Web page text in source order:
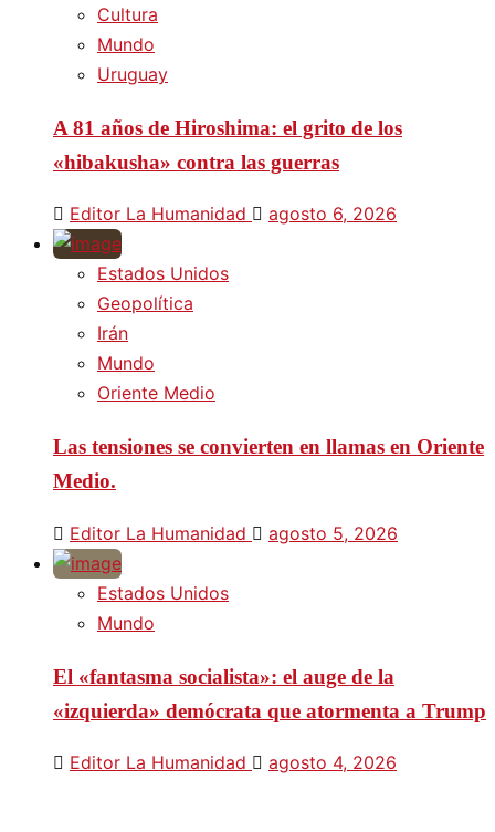
Cultura
Mundo
Uruguay
A 81 años de Hiroshima: el grito de los
«hibakusha» contra las guerras
Editor La Humanidad agosto 6, 2026
Estados Unidos
Geopolítica
Irán
Mundo
Oriente Medio
Las tensiones se convierten en llamas en Oriente
Medio.
Editor La Humanidad agosto 5, 2026
Estados Unidos
Mundo
El «fantasma socialista»: el auge de la
«izquierda» demócrata que atormenta a Trump
Editor La Humanidad agosto 4, 2026